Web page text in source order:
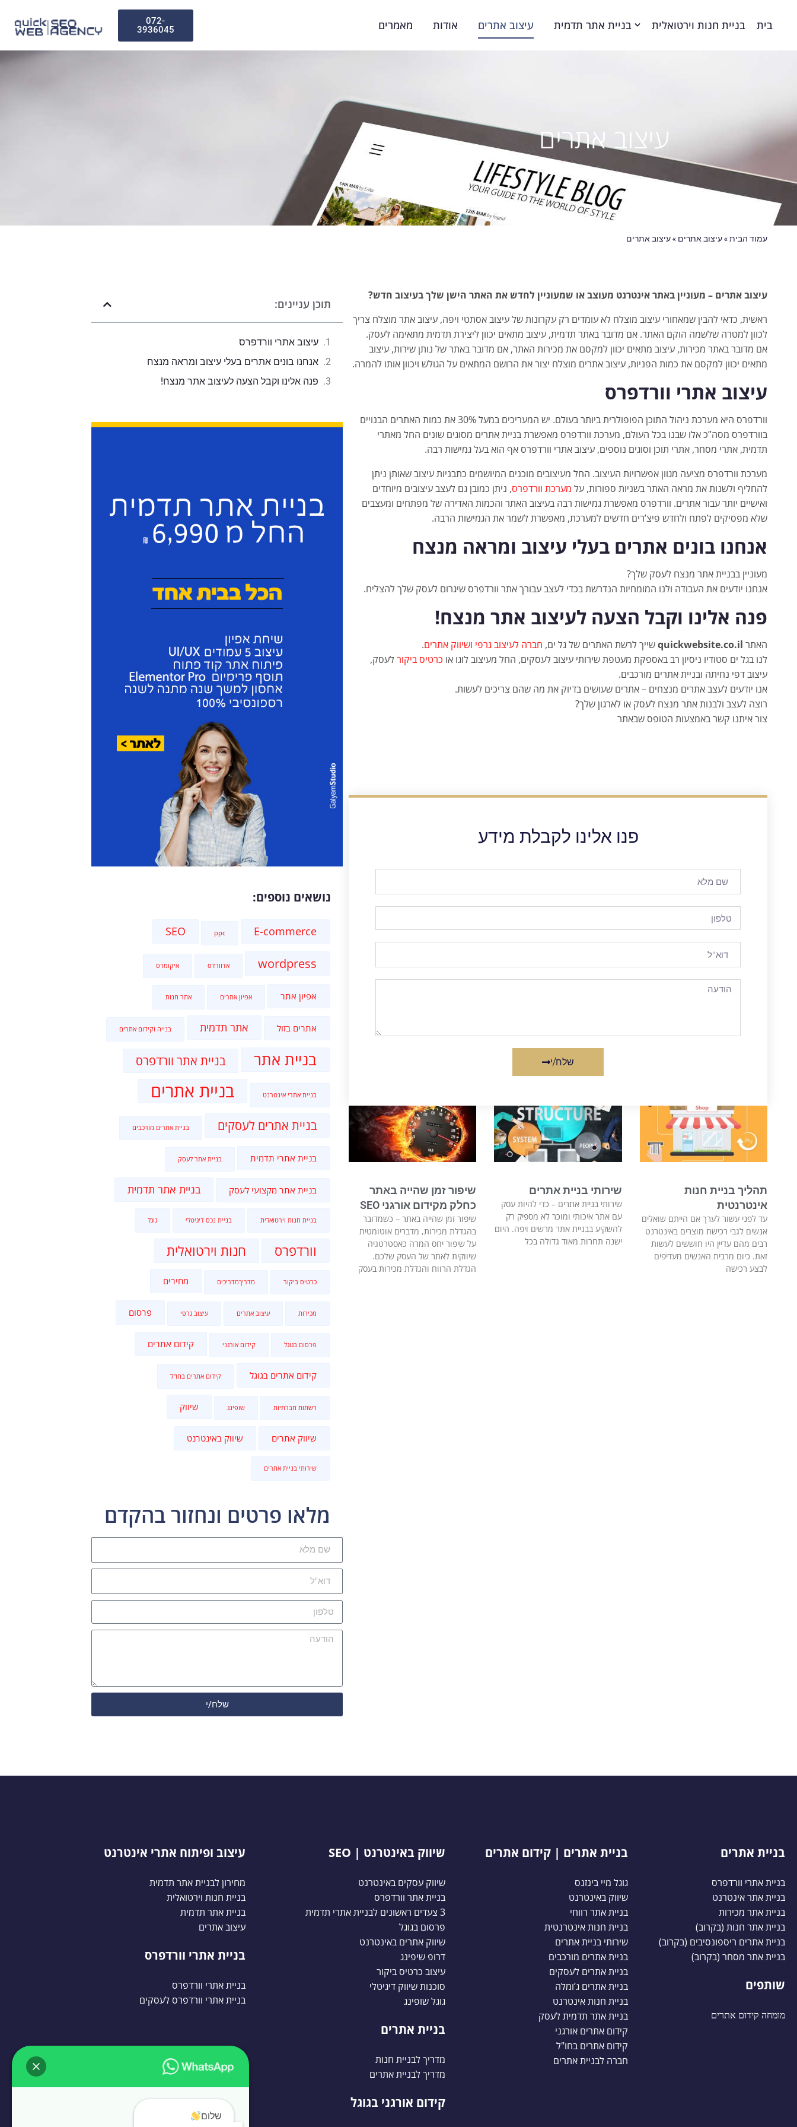
בית בניית חנות וירטואלית בניית אתר תדמית עיצוב אתרים אודות מאמרים
072-
3936045
עיצוב אתרים
עמוד הבית»עיצוב אתרים »עיצוב אתרים
עיצוב אתרים – מעוניין באתר אינטרנט מעוצב או שמעוניין לחדש את האתר הישן שלך בעיצוב חדש?
ראשית, כדאי להבין שמאחורי עיצוב מוצלח לא עומדים רק עקרונות של עיצוב אסתטי ויפה, עיצוב אתר מוצלח צריך
לכוון למטרה שלשמה הוקם האתר. אם מדובר באתר תדמית, עיצוב מתאים יכוון ליצירת תדמית מתאימה לעסק.
אם מדובר באתר מכירות, עיצוב מתאים יכוון למקסם את מכירות האתר, אם מדובר באתר של נותן שירות, עיצוב
מתאים יכוון למקסם את כמות הפניות, עיצוב אתרים מוצלח יצור את הרושם המתאים על הגולש ויכוון אותו להמרה.
עיצוב אתרי וורדפרס
וורדפרס היא מערכת ניהול התוכן הפופולרית ביותר בעולם. יש המעריכים במעל 30% את כמות האתרים הבנויים
בוורדפרס מסה”כ אלו שבנו בכל העולם, מערכת וורדפרס מאפשרת בניית אתרים מסוגים שונים החל מאתרי
תדמית, אתרי מסחר, אתרי תוכן וסוגים נוספים, עיצוב אתרי וורדפרס אף הוא בעל גמישות רבה.
מערכת וורדפרס מציעה מגוון אפשרויות העיצוב. החל מעיצובים מוכנים המיושמים כתבניות עיצוב שאותן ניתן
להחליף ולשנות את מראה האתר בשניות ספורות, על מערכת וורדפרס, ניתן כמובן גם לעצב עיצובים מיוחדים
ואישיים יותר עבור אתרים. וורדפרס מאפשרת גמישות רבה בעיצוב האתר והכמות האדירה של מפתחים ומעצבים
שלא מפסיקים לפתח ולחדש פיצ’רים חדשים למערכת, מאפשרת לשמר את הגמישות הרבה.
אנחנו בונים אתרים בעלי עיצוב ומראה מנצח
מעוניין בבניית אתר מנצח לעסק שלך?
אנחנו יודעים את העבודה ולנו המומחיות הנדרשת בכדי לעצב עבורך אתר וורדפרס שיגרום לעסק שלך להצליח.
פנה אלינו וקבל הצעה לעיצוב אתר מנצח!
האתר quickwebsite.co.ilשייך לרשת האתרים של גל ים, חברה לעיצוב גרפי ושיווק אתרים.
לנו בגל ים סטודיו ניסיון רב באספקת מעטפת שירותי עיצוב לעסקים, החל מעיצוב לוגו או כרטיס ביקור לעסק,
עיצוב דפי נחיתה ובניית אתרים מורכבים.
אנו יודעים לעצב אתרים מנצחים – אתרים שעושים בדיוק את מה שהם צריכים לעשות.
רוצה לעצב ולבנות אתר מנצח לעסק או לארגון שלך?
צור איתנו קשר באמצעות הטופס שבאתר
פנו אלינו לקבלת מידע
שלח/י
תהליך בניית חנות
אינטרנטית
עד לפני עשור לערך אם הייתם שואלים
אנשים לגבי רכישת מוצרים באינטרנט
רבים מהם עדיין היו חוששים לעשות
זאת. כיום מרבית האנשים מעדיפים
לבצע רכישה
שירותי בניית אתרים
שירותי בניית אתרים – כדי להיות עסק
עם אתר איכותי ומוכר לא מספיק רק
להשקיע בבניית אתר מרשים ויפה. היום
ישנה תחרות מאוד גדולה בכל
שיפור זמן שהייה באתר
כחלק מקידום אורגני SEO
שיפור זמן שהייה באתר – כשמדובר
בהגדלת מכירות, מדברים אוטומטית
על שיפור יחס המרה כאסטרטגיה
שיווקית לאתר של העסק שלכם.
הגדלת הרווח והגדלת מכירות בעסק
תוכן עניינים:
עיצוב אתרי וורדפרס
אנחנו בונים אתרים בעלי עיצוב ומראה מנצח
פנה אלינו וקבל הצעה לעיצוב אתר מנצח!
נושאים נוספים:
E-commerce
ppc
SEO
wordpress אדוורדס איקומרס
אפיון אתר אפיון אתרים אתר חנות
אתרים בזול אתר תדמית בנייה וקידום אתרים
בניית אתר בניית אתר וורדפרס
בניית אתרי אינטרנט בניית אתרים
בניית אתרים לעסקים בניית אתרים מורכבים
בניית אתרי תדמית בניית אתר לעסק
בניית אתר מקצועי לעסק בניית אתר תדמית
בניית חנות וירטואלית בניית נכס דיגיטלי גוגל
וורדפרס חנות וירטואלית
כרטיס ביקור מדריךמדריכים מחירים
מכירות עיצוב אתרים עיצוב גרפי פרסום
פרסום בגוגל קידום אורגני קידום אתרים
קידום אתרים בגוגל קידום אתרים בחו"ל
רשתות חברתיות שופינג שיווק
שיווק אתרים שיווק באינטרנט
שירותי בניית אתרים
מלאו פרטים ונחזור בהקדם
שלח/י
בניית אתרים
בניית אתרי וורדפרס
בניית אתר אינטרנט
בניית אתר מכירות
בניית אתר חנות (בקרוב)
בניית אתרים ריספונסיבים (בקרוב)
בניית אתר מסחר (בקרוב)
שותפים
מומחה קידום אתרים
בניית אתרים | קידום אתרים
גוגל מיי בינזנס
שיווק באינטרנט
בניית אתר רווחי
בניית חנות אינטרנטית
שירותי בניית אתרים
בניית אתרים מורכבים
בניית אתרים לעסקים
בניית אתרים ג’ומלה
בניית חנות אינטרנט
בניית אתר תדמית לעסק
קידום אתרים אורגני
קידום אתרים בחו"ל
חברה לבניית אתרים
שיווק באינטרנט | SEO
שיווק עסקים באינטרנט
בניית אתר וורדפרס
3 צעדים ראשונים לבניית אתרי תדמית
פרסום בגוגל
שיווק אתרים באינטרנט
דרופ שיפינג
עיצוב כרטיס ביקור
סוכנות שיווק דיגיטלי
גוגל שופינג
בניית אתרים
מדריך לבניית חנות
מדריך לבניית אתרים
קידום אורגני בגוגל
עיצוב ופיתוח אתרי אינטרנט
מחירון לבניית אתר תדמית
בניית חנות וירטואלית
בניית אתר תדמית
עיצוב אתרים
בניית אתרי וורדפרס
בניית אתרי וורדפרס
בניית אתרי וורדפרס לעסקים
שלום